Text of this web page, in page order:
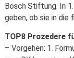
Bosch Stiftung. In
geben, ob sie in die
TOP8 Prozedere
– Vorgehen: 1.